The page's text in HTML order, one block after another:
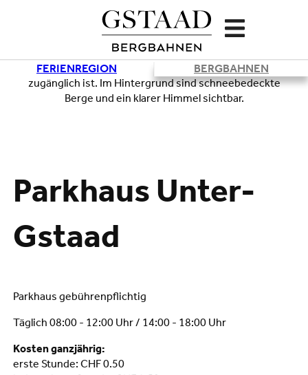
FERIENREGION BERGBAHNEN
Parkhaus Unter-
Gstaad
Parkhaus gebührenpflichtig
Täglich 08:00 - 12:00 Uhr / 14:00 - 18:00 Uhr
Kosten ganzjährig:
erste Stunde: CHF 0.50